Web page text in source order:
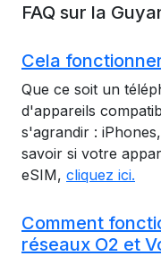
FAQ sur la
Cela
Que ce soit un
d'appareils
s'agrandir :
savoir si votre
eSIM, cliquez ici.
Comment
réseaux O2 et